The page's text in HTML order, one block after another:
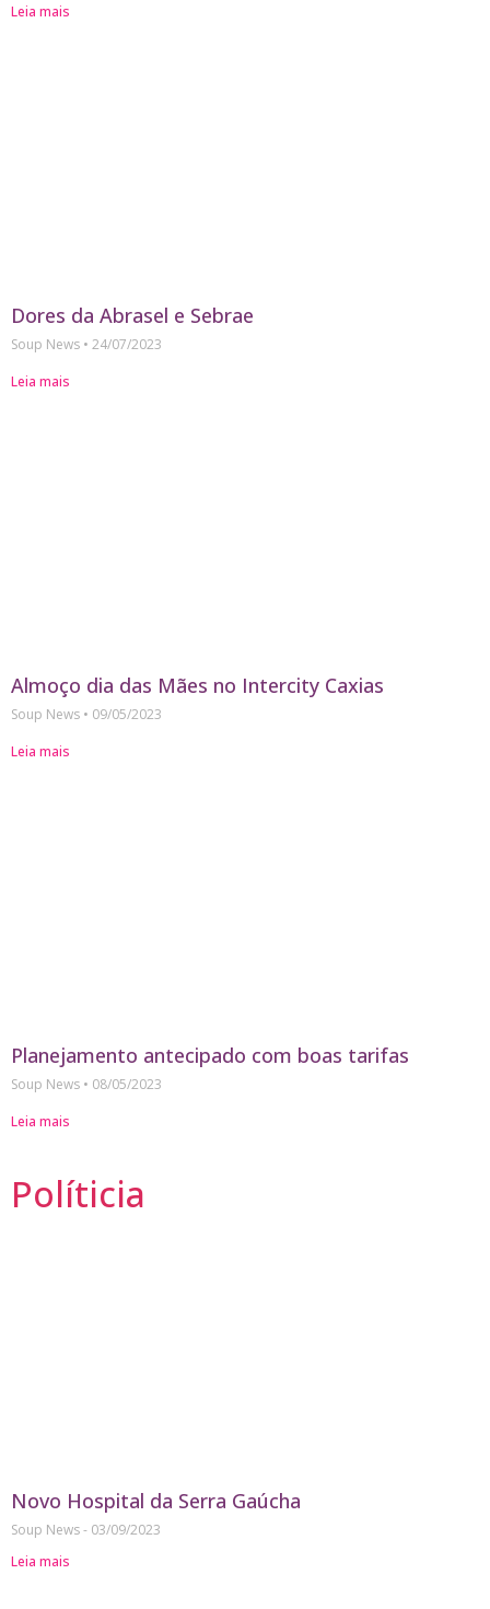
Leia mais
Dores da Abrasel e Sebrae
Soup News
24/07/2023
Leia mais
Almoço dia das Mães no Intercity Caxias
Soup News
09/05/2023
Leia mais
Planejamento antecipado com boas tarifas
Soup News
08/05/2023
Leia mais
Políticia
Novo Hospital da Serra Gaúcha
Soup News
03/09/2023
Leia mais